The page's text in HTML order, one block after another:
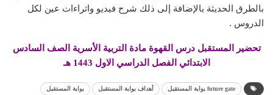
بالطرق الحديثة بالإضافة إلى ذلك شرح فيديو واثراءات عين لكل
الدروس .
تحضير المستقبل درس القهوة مادة التربية الأسرية الصف السادس
الابتدائي الفصل الدراسي الاول 1443 هـ
future gate بوابة المستقبل أهداف بوابة المستقبل بوابة المستقبل